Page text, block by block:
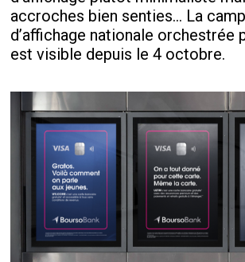
accroches bien senties… La
d’affichage nationale orchestrée
est visible depuis le 4 octobre.